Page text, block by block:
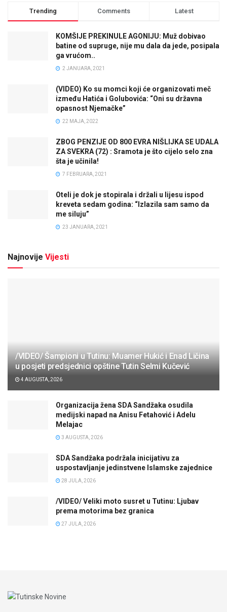
Trending Comments Latest
KOMŠIJE PREKINULE AGONIJU: Muž dobivao
batine od supruge, nije mu dala da jede, posipala
ga vrućom..
2 JANUARA, 2021
(VIDEO) Ko su momci koji će organizovati meč
između Hatića i Golubovića: “Oni su državna
opasnost Njemačke”
22 MAJA, 2022
ZBOG PENZIJE OD 800 EVRA NIŠLIJKA SE UDALA
ZA SVEKRA (72) : Sramota je što cijelo selo zna
šta je učinila!
7 FEBRUARA, 2021
Oteli je dok je stopirala i držali u lijesu ispod
kreveta sedam godina: “Izlazila sam samo da
me siluju”
23 JANUARA, 2021
Najnovije Vijesti
/VIDEO/ Šampioni u Tutinu: Muamer Hukić i Enad Ličina
u posjeti predsjednici opštine Tutin Selmi Kučević
4 AUGUSTA, 2026
Organizacija žena SDA Sandžaka osudila
medijski napad na Anisu Fetahović i Adelu
Melajac
3 AUGUSTA, 2026
SDA Sandžaka podržala inicijativu za
uspostavljanje jedinstvene Islamske zajednice
28 JULA, 2026
/VIDEO/ Veliki moto susret u Tutinu: Ljubav
prema motorima bez granica
27 JULA, 2026